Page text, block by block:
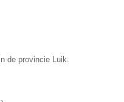
de provincie Luik.